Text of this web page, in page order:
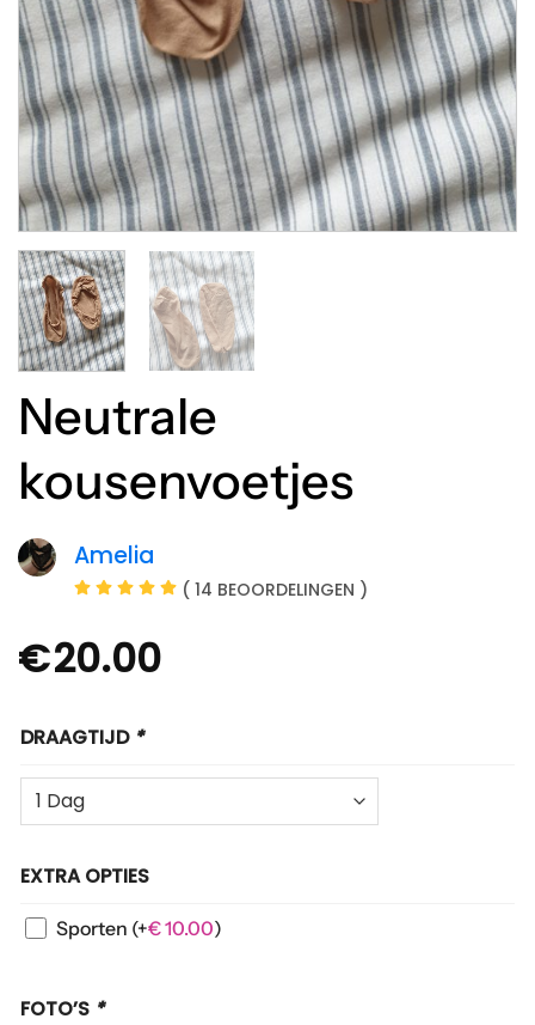
Neutrale
kousenvoetjes
Amelia
( 14 BEOORDELINGEN )
€20.00
DRAAGTIJD *
EXTRA OPTIES
Sporten (+€10.00)
FOTO’S *